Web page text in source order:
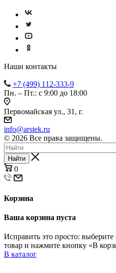
Наши контакты
+7 (499) 112-333-9
Пн. – Пт.: с 9:00 до 18:00
Первомайская ул., 31, г.
info@arstek.ru
© 2026 Все права защищены.
Найти
0
Корзина
Ваша корзина пуста
Исправить это просто:
товар и нажмите кнопку «В
В каталог